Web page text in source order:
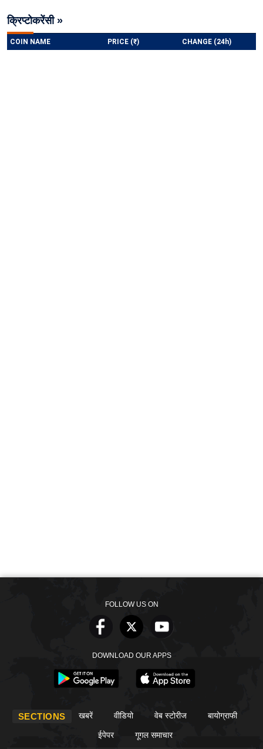
क्रिप्टोकरेंसी »
FOLLOW US ON
DOWNLOAD OUR APPS
SECTIONS खबरें वीडियो वेब स्टोरीज बायोग्राफी
ईपेपर गूगल समाचार